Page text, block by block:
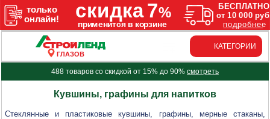
ГЛАЗОВ
КАТЕГОРИИ
488 товаров со скидкой от 15% до 90% смотреть
Кувшины, графины для напитков
Стеклянные и пластиковые кувшины, графины, мерные стаканы,